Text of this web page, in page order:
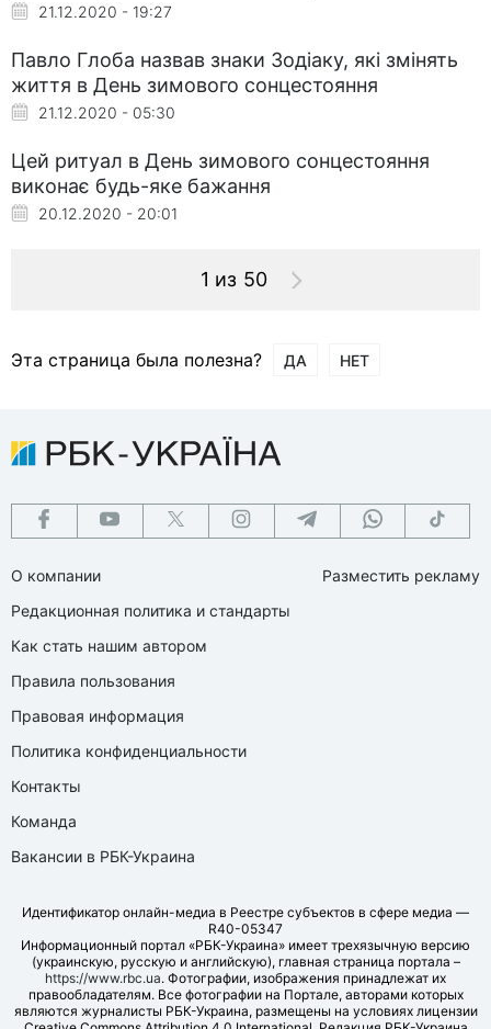
21.12.2020 - 19:27
Павло Глоба назвав знаки Зодіаку, які змінять
життя в День зимового сонцестояння
21.12.2020 - 05:30
Цей ритуал в День зимового сонцестояння
виконає будь-яке бажання
20.12.2020 - 20:01
1 из 50
Эта страница была полезна? ДА НЕТ
О компании
Редакционная политика и стандарты
Как стать нашим автором
Правила пользования
Правовая информация
Политика конфиденциальности
Контакты
Команда
Вакансии в РБК-Украина
Разместить рекламу
Идентификатор онлайн-медиа в Реестре субъектов в сфере медиа —
R40-05347
Информационный портал «РБК-Украина» имеет трехязычную версию
(украинскую, русскую и английскую), главная страница портала –
https://www.rbc.ua. Фотографии, изображения принадлежат их
правообладателям. Все фотографии на Портале, авторами которых
являются журналисты РБК-Украина, размещены на условиях лицензии